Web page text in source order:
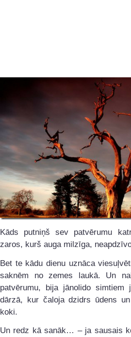
Kāds putniņš sev patvērumu
zaros, kurš auga milzīga,
Bet te kādu dienu uznāca
saknēm no zemes laukā. Un
patvērumu, bija jānolido
dārzā, kur čaloja dzidrs ūdens
koki.
Un redz kā sanāk… – ja sausais